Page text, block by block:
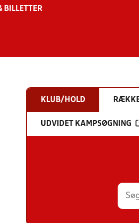
BILLETTER
KLUB/HOLD
UDVIDET KAMPSØGNING